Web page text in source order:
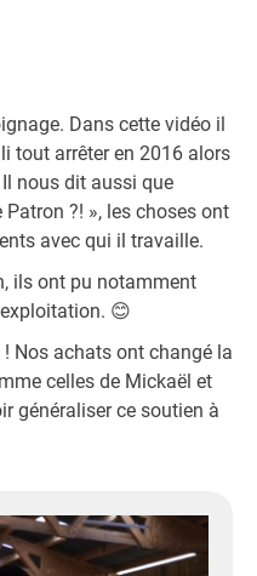
Dans cette vidéo il
tout arrêter en 2016 alors
nous dit aussi que
Patron ?! », les choses ont
avec qui il travaille.
ils ont pu notamment
😊
Nos achats ont changé la
celles de Mickaël et
généraliser ce soutien à